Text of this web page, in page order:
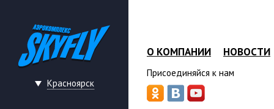
Красноярск
О КОМПАНИИ НОВОСТИ
Присоединяйся к нам